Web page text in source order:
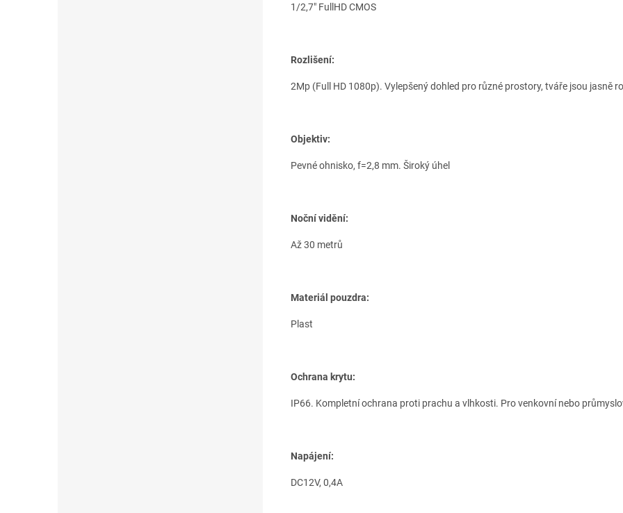
1/2,7" FullHD CMOS
Rozlišení:
2Mp (Full HD 1080p). Vylepšený dohled pro různé prostory, tváře jsou jasně
Objektiv:
Pevné ohnisko, f=2,8 mm. Široký úhel
Noční vidění:
Až 30 metrů
Materiál pouzdra:
Plast
Ochrana krytu:
IP66. Kompletní ochrana proti prachu a vlhkosti. Pro venkovní nebo
Napájení:
DC12V, 0,4А